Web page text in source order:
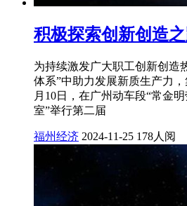
积极探索创新创造
为持续激发广大职工创新创造
体系”中助力发展新质生产力
月10日，在广州动车段“常金
室”举行第二届
福州经济 2024-11-25 178人阅